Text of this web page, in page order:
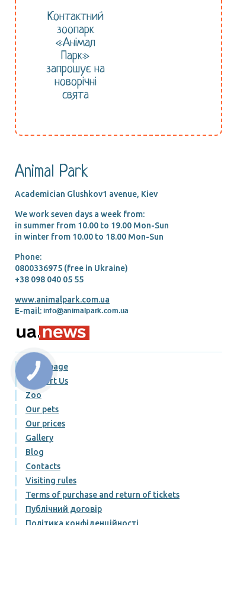
Контактний
зоопарк
«Анімал
Парк»
запрошує на
новорічні
свята
Animal Park
Academician Glushkov1 avenue, Kiev
We work seven days a week from:
in summer from 10.00 tо 19.00 Mon-Sun
in winter from 10.00 tо 18.00 Mon-Sun
Phone:
0800336975 (free in Ukraine)
+38 098 040 05 55
www.animalpark.com.ua
E-mail:
Homepage
Support Us
Zoo
Our pets
Our prices
Gallery
Blog
Contacts
Visiting rules
Terms of purchase and return of tickets
Публічний договір
Політика конфіденційності
КНОПКА
ЗВ'ЯЗКУ